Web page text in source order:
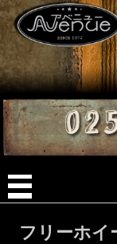
フリーホイ